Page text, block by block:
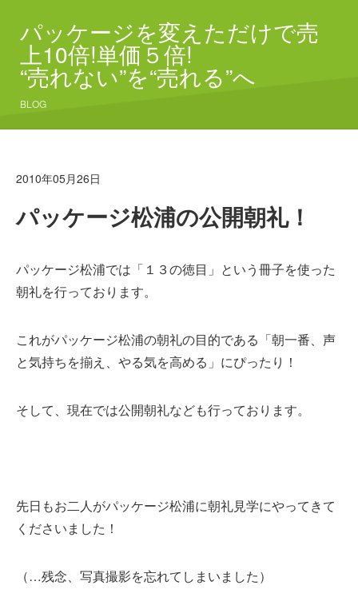
パッケージを変えただけで売
上10倍!単価５倍!
“売れない”を“売れる”へ
BLOG
2010年05月26日
パッケージ松浦の公開朝礼！
パッケージ松浦では「１３の徳目」という冊子を使った
朝礼を行っております。
これがパッケージ松浦の朝礼の目的である「朝一番、声
と気持ちを揃え、やる気を高める」にぴったり！
そして、現在では公開朝礼なども行っております。
先日もお二人がパッケージ松浦に朝礼見学にやってきて
くださいました！
（…残念、写真撮影を忘れてしまいました）